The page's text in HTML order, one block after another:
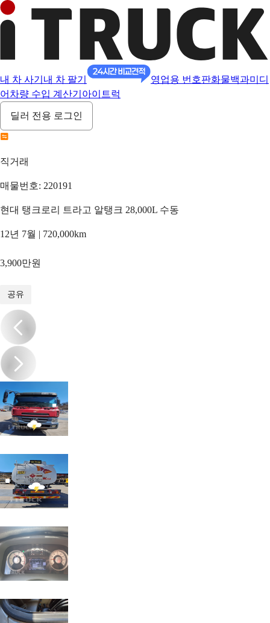
내 차 사기 내 차 팔기 영업용 번호판화물백과미디
어 차량 수입 계산기 아이트럭
딜러 전용 로그인
직거래
매물번호: 220191
현대 탱크로리 트라고 알탱크 28,000L 수동
12년 7월 | 720,000km
3,900만원
공유
/7